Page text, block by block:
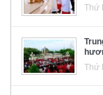
Thứ
Thứ